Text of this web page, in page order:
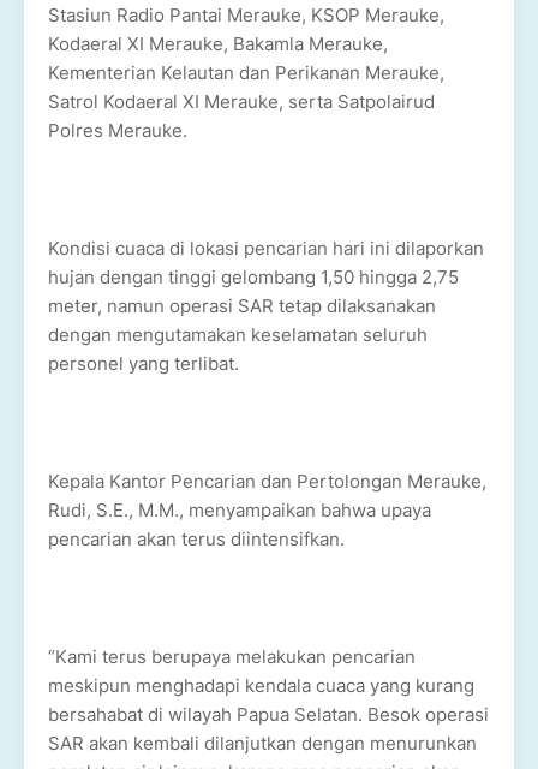
Stasiun Radio Pantai Merauke, KSOP Merauke,
Kodaeral XI Merauke, Bakamla Merauke,
Kementerian Kelautan dan Perikanan Merauke,
Satrol Kodaeral XI Merauke, serta Satpolairud
Polres Merauke.
Kondisi cuaca di lokasi pencarian hari ini dilaporkan
hujan dengan tinggi gelombang 1,50 hingga 2,75
meter, namun operasi SAR tetap dilaksanakan
dengan mengutamakan keselamatan seluruh
personel yang terlibat.
Kepala Kantor Pencarian dan Pertolongan Merauke,
Rudi, S.E., M.M., menyampaikan bahwa upaya
pencarian akan terus diintensifkan.
“Kami terus berupaya melakukan pencarian
meskipun menghadapi kendala cuaca yang kurang
bersahabat di wilayah Papua Selatan. Besok operasi
SAR akan kembali dilanjutkan dengan menurunkan